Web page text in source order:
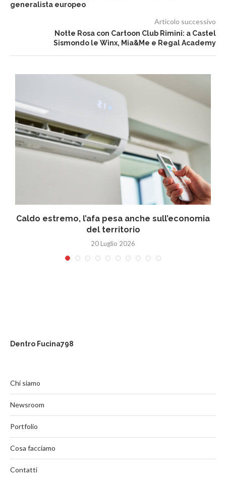
generalista europeo
Articolo successivo
Notte Rosa con Cartoon Club Rimini: a Castel
Sismondo le Winx, Mia&Me e Regal Academy
Caldo estremo, l’afa pesa anche sull’economia
del territorio
20 Luglio 2026
Dentro Fucina798
Chi siamo
Newsroom
Portfolio
Cosa facciamo
Contatti